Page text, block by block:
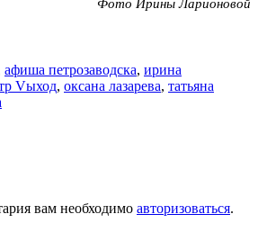
Фото Ирины Ларионовой
афиша петрозаводска, ирина
Vыход, оксана лазарева, татьяна
вам необходимо авторизоваться.